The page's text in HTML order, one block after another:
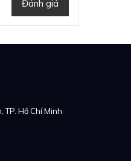
Đánh giá
TP. Hồ Chí Minh